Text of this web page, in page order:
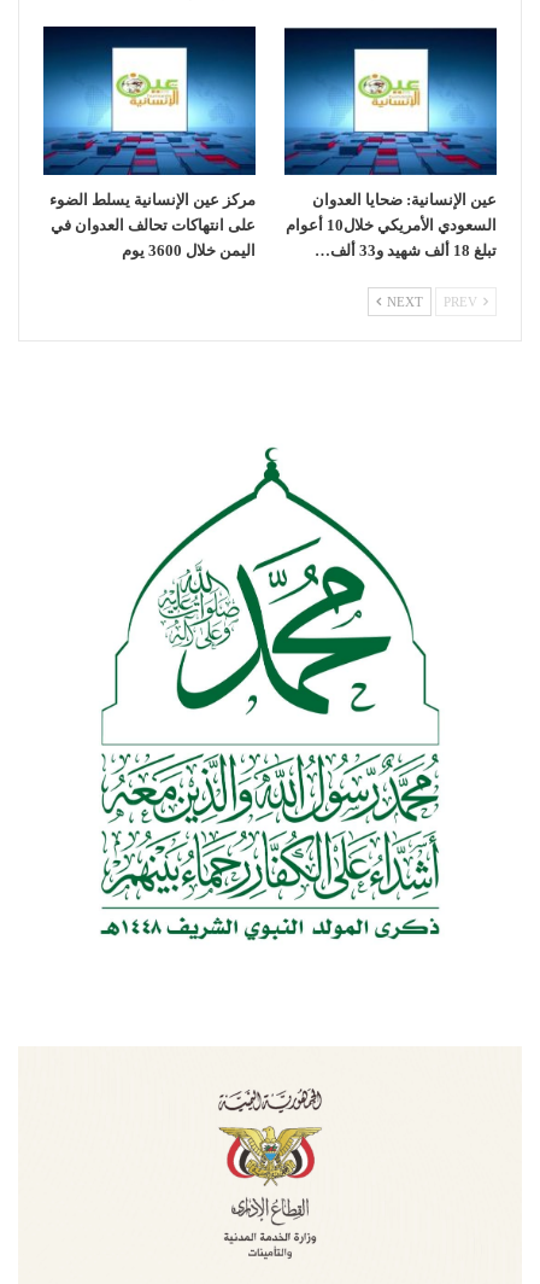
عين الإنسانية: ضحايا العدوان
السعودي الأمريكي خلال10 أعوام
تبلغ 18 ألف شهيد و33 ألف…
مركز عين الإنسانية يسلط الضوء
على انتهاكات تحالف العدوان في
اليمن خلال 3600 يوم
NEXT